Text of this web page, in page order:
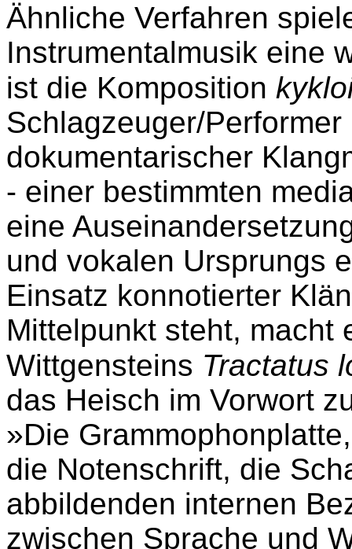
Ähnliche Verfahren
Instrumentalmusik eine
ist die Komposition
Schlagzeuger/
dokumentarischer
- einer bestimmten
eine
und vokalen Ursprungs
Einsatz konnotierter
Mittelpunkt steht, macht
Wittgensteins Tractatus
das Heisch im Vorwort
»Die
die Notenschrift, die
abbildenden internen
zwischen Sprache und